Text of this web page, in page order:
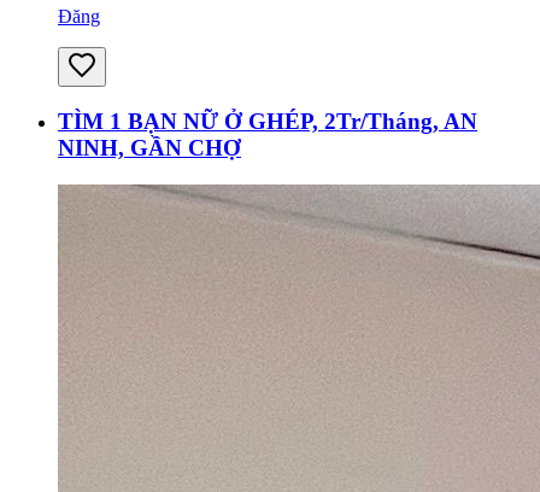
Đăng
TÌM 1 BẠN NỮ Ở GHÉP, 2Tr/Tháng, AN
NINH, GẦN CHỢ